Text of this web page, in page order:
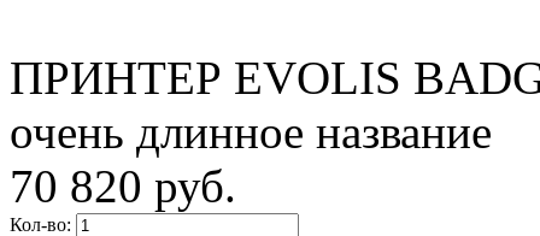
ПРИНТЕР EVOLIS
очень длинное название
70 820 руб.
Кол-во: